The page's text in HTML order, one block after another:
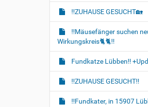
‼️ZUHAUSE GESUCHT🏡
‼️Mäusefänger suchen
Wirkungskreis🐈‍🐈‍‼️
Fundkatze Lübben‼️
‼️ZUHAUSE GESUCHT‼️
‼️Fundkater, in 15907